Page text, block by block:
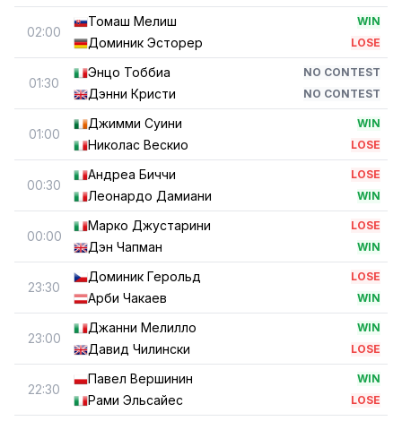
02:00
Томаш Мелиш WIN
Доминик Эсторер LOSE
01:30
Энцо Тоббиа NO CONTEST
Дэнни Кристи NO CONTEST
01:00
Джимми Суини WIN
Николас Вескио LOSE
00:30
Андреа Биччи LOSE
Леонардо Дамиани WIN
00:00
Марко Джустарини LOSE
Дэн Чапман WIN
23:30
Доминик Герольд LOSE
Арби Чакаев WIN
23:00
Джанни Мелилло WIN
Давид Чилински LOSE
22:30
Павел Вершинин WIN
Рами Эльсайес LOSE